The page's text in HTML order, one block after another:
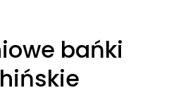
bańki